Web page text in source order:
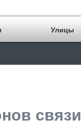
Улицы